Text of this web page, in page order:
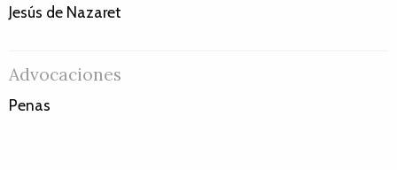
Jesús de Nazaret
Advocaciones
Penas